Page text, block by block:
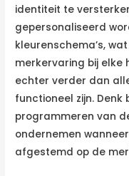
identiteit te
gepersonaliseerd
kleurenschema’s,
merkervaring bij elke
echter verder dan
functioneel zijn.
programmeren van
ondernemen
afgestemd op de